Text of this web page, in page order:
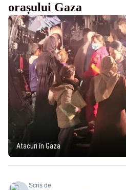
orașului Gaza
Atacuri în Gaza
Scris de